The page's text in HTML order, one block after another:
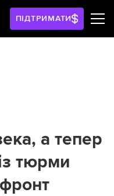
ПІДТРИМАТИ
а тепер
тюрми